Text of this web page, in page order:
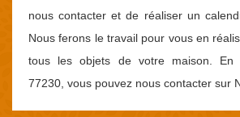
nous contacter et de réaliser un
Nous ferons le travail pour vous en
tous les objets de votre maison. En
77230, vous pouvez nous contacter sur